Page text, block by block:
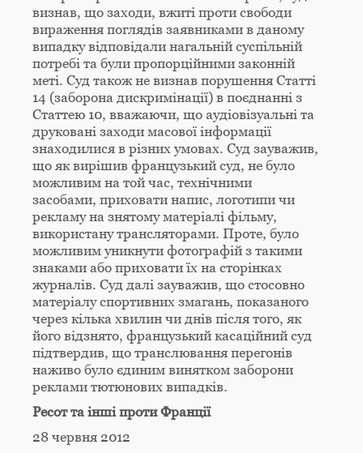
визнав, що заходи, вжиті проти свободи
вираження поглядів заявниками в даному
випадку відповідали нагальній суспільній
потребі та були пропорційними законній
меті. Суд також не визнав порушення Статті
14 (заборона дискримінації) в поєднанні з
Статтею 10, вважаючи, що аудіовізуальні та
друковані заходи масової інформації
знаходилися в різних умовах. Суд зауважив,
що як вирішив французький суд, не було
можливим на той час, технічними
засобами, приховати напис, логотипи чи
рекламу на знятому матеріалі фільму,
використану трансляторами. Проте, було
можливим уникнути фотографій з такими
знаками або приховати їх на сторінках
журналів. Суд далі зауважив, що стосовно
матеріалу спортивних змагань, показаного
через кілька хвилин чи днів після того, як
його відзнято, французький касаційний суд
підтвердив, що транслювання перегонів
наживо було єдиним винятком заборони
реклами тютюнових випадків.
Ресот та інші проти Франції
28 червня 2012